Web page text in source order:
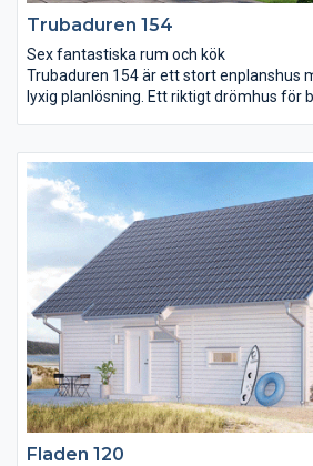
Trubaduren 154
Sex fantastiska rum och kök
Trubaduren 154 är ett stort enplanshus
lyxig planlösning. Ett riktigt drömhus för
kök och vardagsrum. Ovanför skapar
ytterligare djup. Det stora sovrummet är
bedroom”. Här finns nämligen ett
möjlighet till jacuzzi och en stor
avskild del av huset finns ytterligare tre
allrum.
Fladen 120